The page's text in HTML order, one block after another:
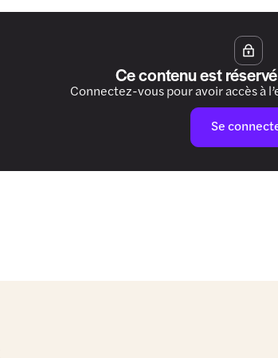
Ce contenu est
Connectez-vous pour avoir accès à
Se